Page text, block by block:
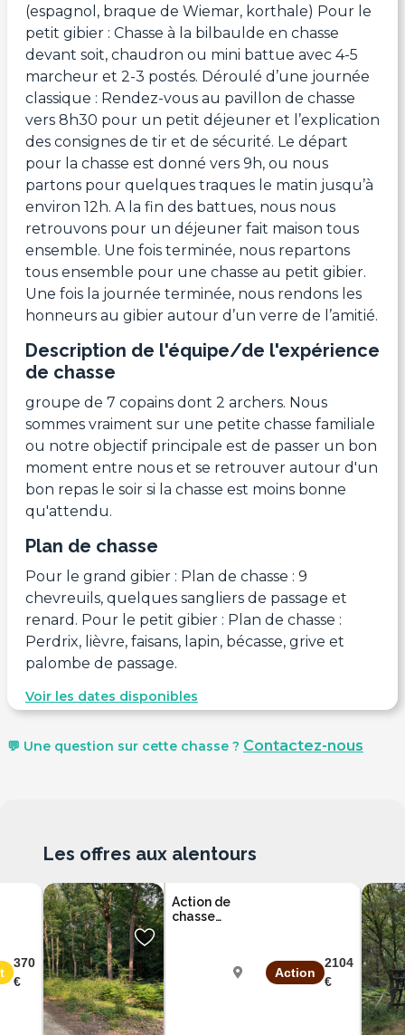
(espagnol, braque de Wiemar, korthale) Pour le
petit gibier : Chasse à la bilbaulde en chasse
devant soit, chaudron ou mini battue avec 4-5
marcheur et 2-3 postés. Déroulé d’une journée
classique : Rendez-vous au pavillon de chasse
vers 8h30 pour un petit déjeuner et l’explication
des consignes de tir et de sécurité. Le départ
pour la chasse est donné vers 9h, ou nous
partons pour quelques traques le matin jusqu’à
environ 12h. A la fin des battues, nous nous
retrouvons pour un déjeuner fait maison tous
ensemble. Une fois terminée, nous repartons
tous ensemble pour une chasse au petit gibier.
Une fois la journée terminée, nous rendons les
honneurs au gibier autour d’un verre de l’amitié.
Description de l'équipe/de l'expérience
de chasse
groupe de 7 copains dont 2 archers. Nous
sommes vraiment sur une petite chasse familiale
ou notre objectif principale est de passer un bon
moment entre nous et se retrouver autour d'un
bon repas le soir si la chasse est moins bonne
qu'attendu.
Plan de chasse
Pour le grand gibier : Plan de chasse : 9
chevreuils, quelques sangliers de passage et
renard. Pour le petit gibier : Plan de chasse :
Perdrix, lièvre, faisans, lapin, bécasse, grive et
palombe de passage.
Voir les dates disponibles
💬 Une question sur cette chasse ? Contactez-nous
370
€
Action de
chasse
Action
2104
€
Les offres aux alentours